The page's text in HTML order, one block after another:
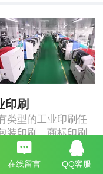
印刷
类型的工业印刷任
装印刷、商标印刷
印刷
在线留言 QQ客服